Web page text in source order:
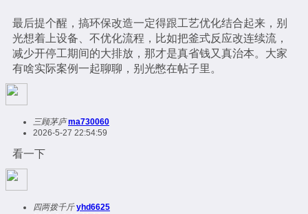
最后提个醒，搞环保改造一定得跟工艺优化结合起来，别
光想着上设备、不优化流程，比如把釜式反应改连续流，
减少开停工期间的大排放，那才是真省钱又真治本。大家
有啥实际案例一起聊聊，别光憋在帖子里。
三顾茅庐 ma730060
2026-5-27 22:54:59
看一下
四两拨千斤 yhd6625